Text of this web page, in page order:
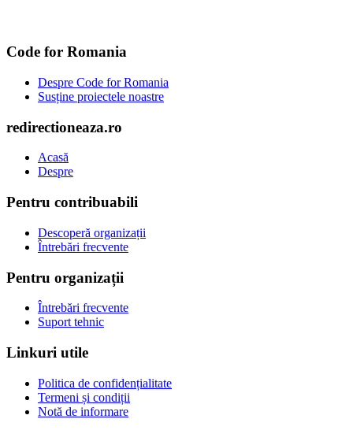
Code for Romania
Despre Code for Romania
Susține proiectele noastre
redirectioneaza.ro
Acasă
Despre
Pentru contribuabili
Descoperă organizații
Întrebări frecvente
Pentru organizații
Întrebări frecvente
Suport tehnic
Linkuri utile
Politica de confidențialitate
Termeni și condiții
Notă de informare